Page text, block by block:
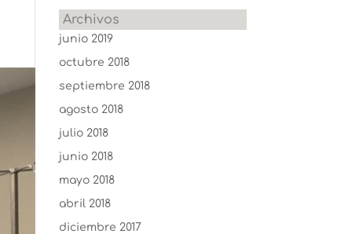
Archivos
junio 2019
octubre 2018
septiembre 2018
agosto 2018
julio 2018
junio 2018
mayo 2018
abril 2018
diciembre 2017